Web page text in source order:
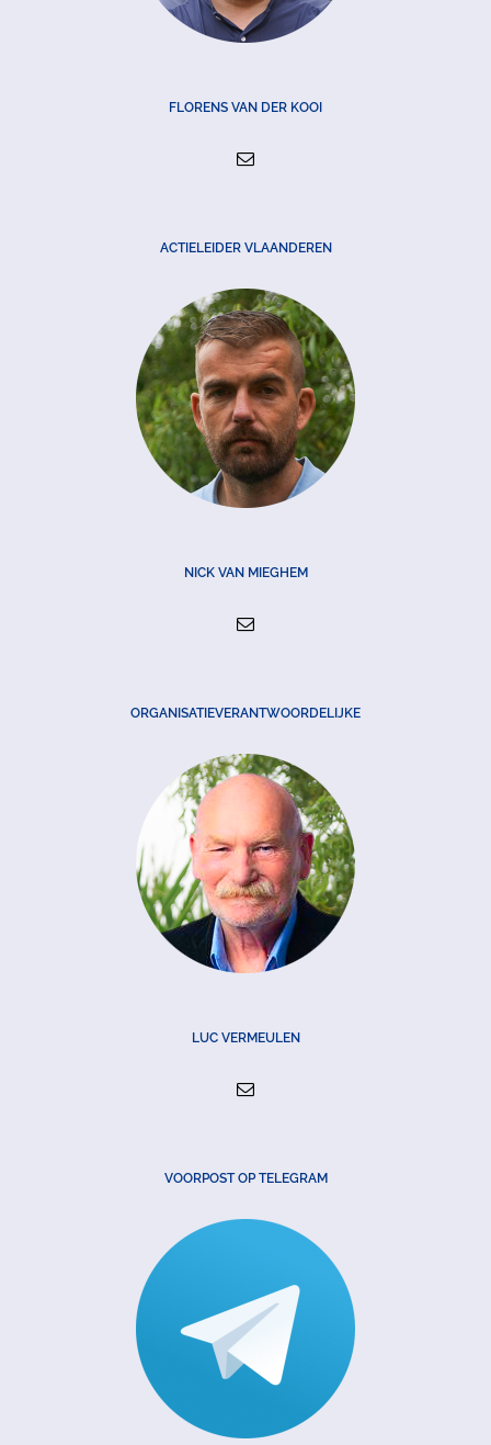
FLORENS VAN DER KOOI
ACTIELEIDER VLAANDEREN
NICK VAN MIEGHEM
ORGANISATIEVERANTWOORDELIJKE
LUC VERMEULEN
VOORPOST OP TELEGRAM